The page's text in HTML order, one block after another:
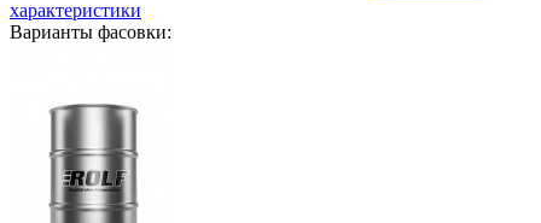
характеристики
Варианты фасовки: